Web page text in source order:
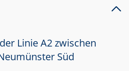
Linie A2 zwischen
Süd